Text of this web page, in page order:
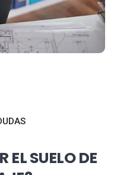
EL SUELO DE